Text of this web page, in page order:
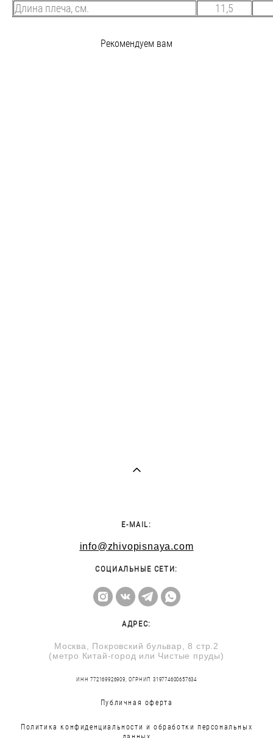
Длина плеча, см.
11,5
Рекомендуем вам
E-MAIL:
info@zhivopisnaya.com
СОЦИАЛЬНЫЕ СЕТИ:
АДРЕС:
Москва, Покровский бульвар, 8 стр.2
(метро Китай-город или Чистые пруды)
ИНН 772169926909, ОГРНИП 319774600657634
Публичная оферта
Политика конфиденциальности и обработки персональных